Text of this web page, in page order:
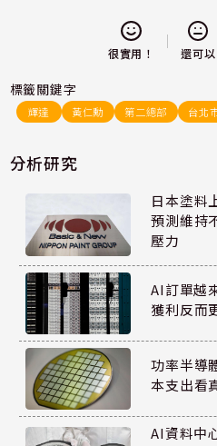
很實用！ 還可以
標籤關鍵字
輝達 黃仁勳 第二總部 台北
分析研究
日本塗料
預測維持
壓力
AI訂單越
獲利反而
功率半導
本支出看
AI資料中